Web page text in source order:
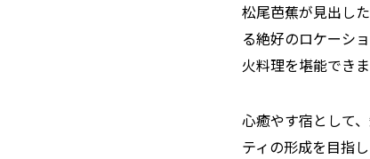
松尾芭蕉が見出し
る絶好のロケーシ
火料理を堪能できま
心癒やす宿として
ティの形成を目指し